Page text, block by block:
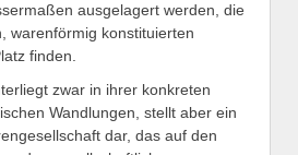
ausgelagert werden, die
warenförmig konstituierten
finden.
zwar in ihrer konkreten
Wandlungen, stellt aber ein
dar, das auf den